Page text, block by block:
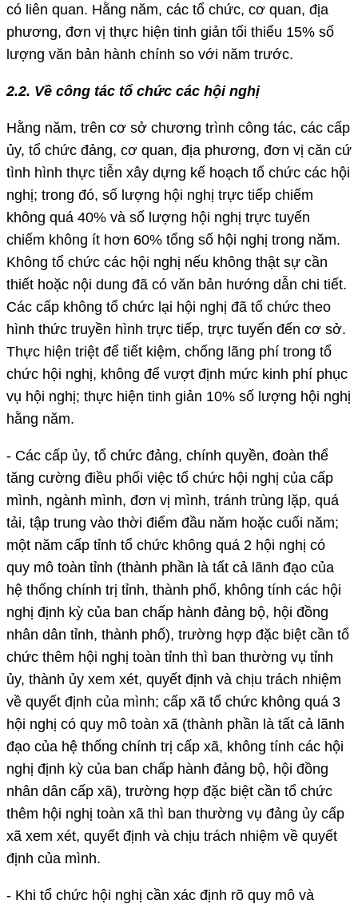
có liên quan. Hằng năm, các tổ chức, cơ quan, địa
phương, đơn vị thực hiện tinh giản tối thiểu 15% số
lượng văn bản hành chính so với năm trước.
2.2. Về công tác tổ chức các hội nghị
Hằng năm, trên cơ sở chương trình công tác, các cấp
ủy, tổ chức đảng, cơ quan, địa phương, đơn vị căn cứ
tình hình thực tiễn xây dựng kế hoạch tổ chức các hội
nghị; trong đó, số lượng hội nghị trực tiếp chiếm
không quá 40% và số lượng hội nghị trực tuyến
chiếm không ít hơn 60% tổng số hội nghị trong năm.
Không tổ chức các hội nghị nếu không thật sự cần
thiết hoặc nội dung đã có văn bản hướng dẫn chi tiết.
Các cấp không tổ chức lại hội nghị đã tổ chức theo
hình thức truyền hình trực tiếp, trực tuyến đến cơ sở.
Thực hiện triệt để tiết kiệm, chống lãng phí trong tổ
chức hội nghị, không để vượt định mức kinh phí phục
vụ hội nghị; thực hiện tinh giản 10% số lượng hội nghị
hằng năm.
- Các cấp ủy, tổ chức đảng, chính quyền, đoàn thể
tăng cường điều phối việc tổ chức hội nghị của cấp
mình, ngành mình, đơn vị mình, tránh trùng lặp, quá
tải, tập trung vào thời điểm đầu năm hoặc cuối năm;
một năm cấp tỉnh tổ chức không quá 2 hội nghị có
quy mô toàn tỉnh (thành phần là tất cả lãnh đạo của
hệ thống chính trị tỉnh, thành phố, không tính các hội
nghị định kỳ của ban chấp hành đảng bộ, hội đồng
nhân dân tỉnh, thành phố), trường hợp đặc biệt cần tổ
chức thêm hội nghị toàn tỉnh thì ban thường vụ tỉnh
ủy, thành ủy xem xét, quyết định và chịu trách nhiệm
về quyết định của mình; cấp xã tổ chức không quá 3
hội nghị có quy mô toàn xã (thành phần là tất cả lãnh
đạo của hệ thống chính trị cấp xã, không tính các hội
nghị định kỳ của ban chấp hành đảng bộ, hội đồng
nhân dân cấp xã), trường hợp đặc biệt cần tổ chức
thêm hội nghị toàn xã thì ban thường vụ đảng ủy cấp
xã xem xét, quyết định và chịu trách nhiệm về quyết
định của mình.
- Khi tổ chức hội nghị cần xác định rõ quy mô và